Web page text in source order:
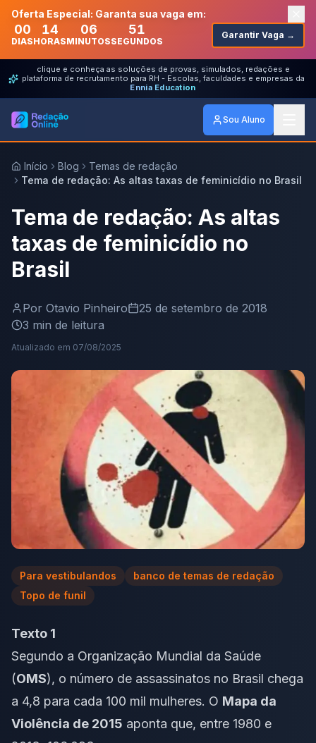
Oferta Especial: Garanta sua vaga em:
00
DIAS
14
HORAS
06
MINUTOS
51
SEGUNDOS
Garantir Vaga →
clique e conheça as soluções de provas, simulados, redações e
plataforma de recrutamento para RH - Escolas, faculdades e empresas da
Ennia Education
Sou Aluno
Início Blog
Temas de redação
Tema de redação: As altas taxas de feminicídio no Brasil
Tema de redação: As altas
taxas de feminicídio no
Brasil
Por Otavio Pinheiro
25 de setembro de 2018
3 min de leitura
Atualizado em 07/08/2025
Para vestibulandos
banco de temas de redação
Topo de funil
Texto 1
Segundo a Organização Mundial da Saúde
(OMS), o número de assassinatos no Brasil chega
a 4,8 para cada 100 mil mulheres. O Mapa da
Violência de 2015 aponta que, entre 1980 e